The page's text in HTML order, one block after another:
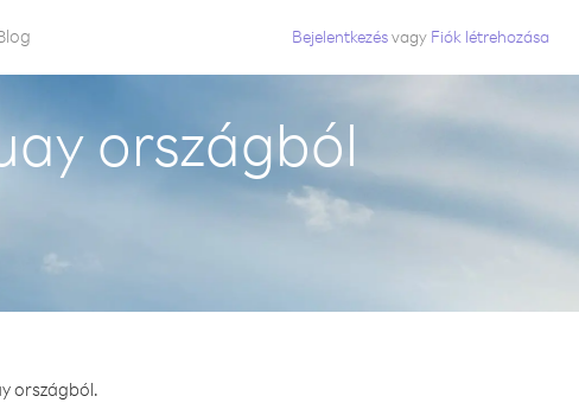
Bejelentkezésvagy Fiók létrehozása
országból
országból.